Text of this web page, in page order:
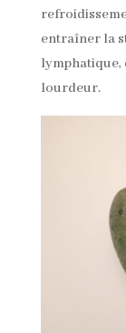
entraîner la
lymphatique,
lourdeur.